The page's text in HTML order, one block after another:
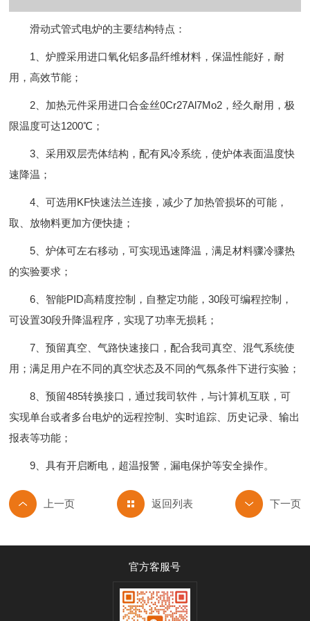
滑动式管式电炉的主要结构特点：
1、炉膛采用进口氧化铝多晶纤维材料，保温性能好，耐
用，高效节能；
2、加热元件采用进口合金丝0Cr27Al7Mo2，经久耐用，极
限温度可达1200℃；
3、采用双层壳体结构，配有风冷系统，使炉体表面温度快
速降温；
4、可选用KF快速法兰连接，减少了加热管损坏的可能，
取、放物料更加方便快捷；
5、炉体可左右移动，可实现迅速降温，满足材料骤冷骤热
的实验要求；
6、智能PID高精度控制，自整定功能，30段可编程控制，
可设置30段升降温程序，实现了功率无损耗；
7、预留真空、气路快速接口，配合我司真空、混气系统使
用；满足用户在不同的真空状态及不同的气氛条件下进行实验；
8、预留485转换接口，通过我司软件，与计算机互联，可
实现单台或者多台电炉的远程控制、实时追踪、历史记录、输出
报表等功能；
9、具有开启断电，超温报警，漏电保护等安全操作。
返回列表
官方客服号